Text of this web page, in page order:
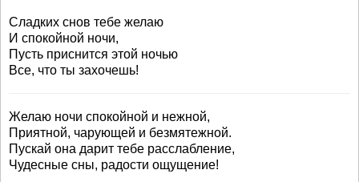
Сладких снов тебе желаю
И спокойной ночи,
Пусть приснится этой ночью
Все, что ты захочешь!
Желаю ночи спокойной и нежной,
Приятной, чарующей и безмятежной.
Пускай она дарит тебе расслабление,
Чудесные сны, радости ощущение!